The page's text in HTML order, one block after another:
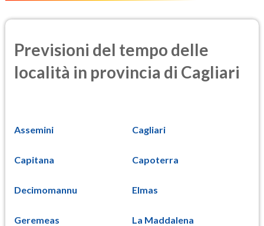
Previsioni del tempo delle
località in provincia di Cagliari
Assemini Cagliari
Capitana Capoterra
Decimomannu Elmas
Geremeas La Maddalena